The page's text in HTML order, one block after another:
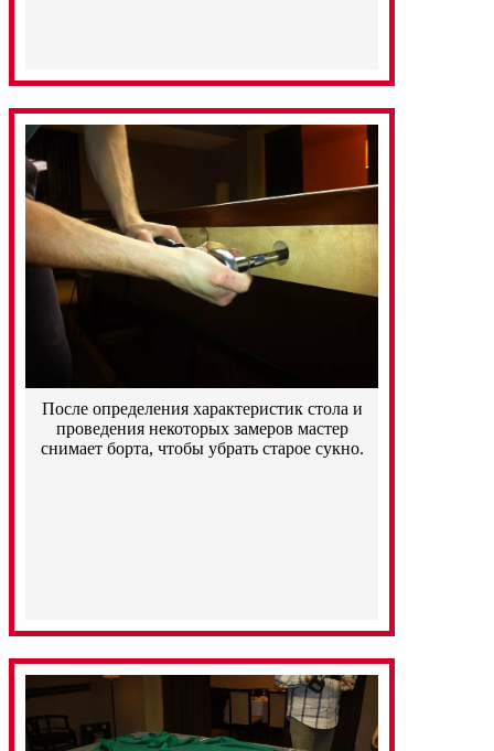
После определения характеристик стола и
проведения некоторых замеров мастер
снимает борта, чтобы убрать старое сукно.